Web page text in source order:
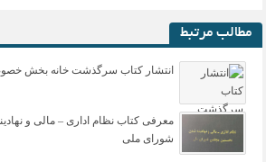
مطالب مرتبط
انتشار کتاب سرگذشت خانه بخش
معرفی کتاب نظام اداری – مالی و
شورای ملی